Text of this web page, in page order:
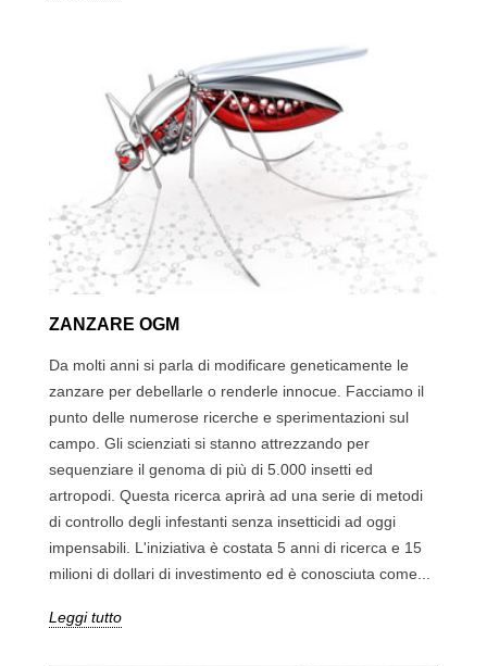
ZANZARE OGM
Da molti anni si parla di modificare geneticamente le
zanzare per debellarle o renderle innocue. Facciamo il
punto delle numerose ricerche e sperimentazioni sul
campo. Gli scienziati si stanno attrezzando per
sequenziare il genoma di più di 5.000 insetti ed
artropodi. Questa ricerca aprirà ad una serie di metodi
di controllo degli infestanti senza insetticidi ad oggi
impensabili. L'iniziativa è costata 5 anni di ricerca e 15
milioni di dollari di investimento ed è conosciuta come...
Leggi tutto